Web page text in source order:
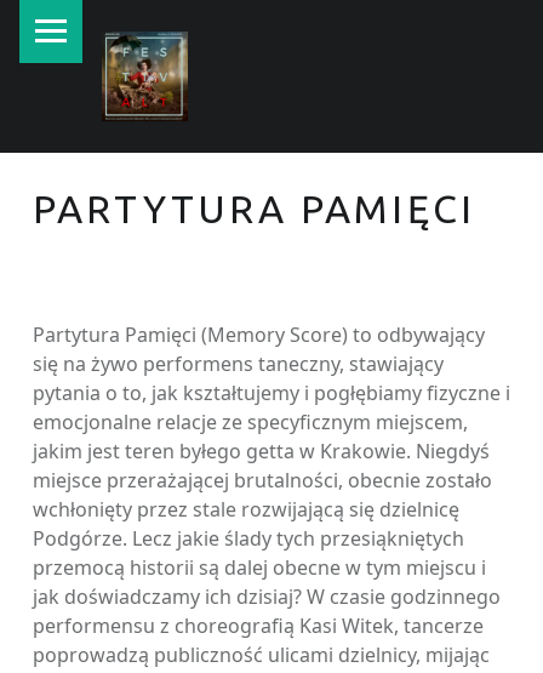
PARTYTURA PAMIĘCI
Partytura Pamięci (Memory Score) to odbywający
się na żywo performens taneczny, stawiający
pytania o to, jak kształtujemy i pogłębiamy fizyczne i
emocjonalne relacje ze specyficznym miejscem,
jakim jest teren byłego getta w Krakowie. Niegdyś
miejsce przerażającej brutalności, obecnie zostało
wchłonięty przez stale rozwijającą się dzielnicę
Podgórze. Lecz jakie ślady tych przesiąkniętych
przemocą historii są dalej obecne w tym miejscu i
jak doświadczamy ich dzisiaj? W czasie godzinnego
performensu z choreografią Kasi Witek, tancerze
poprowadzą publiczność ulicami dzielnicy, mijając